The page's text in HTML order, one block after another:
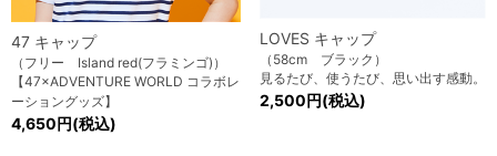
47 キャップ
（フリー Island red(フラミンゴ)）
【47×ADVENTURE WORLD コラボレ
ーショングッズ】
4,650円(税込)
LOVES キャップ
（58cm ブラック）
見るたび、使うたび、思い出す感動。
2,500円(税込)